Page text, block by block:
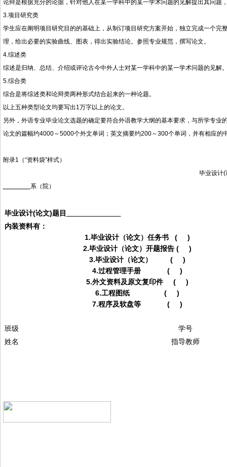
论辩是根据充分的论据，针对他人在某一学科中的某一学术问题的见解提出其问题
3.项目研究类
学生应在阐明项目研究目的的基础上，从制订项目研究方案开始，独立完成一个
理，给出必要的实验曲线、图表，得出实验结论。参照专业规范，撰写论文。
4.综述类
综述是归纳、总结、介绍或评论古今中外人士对某一学科中的某一学术问题的见解
5.综合类
综合是将综述类和论辩类两种形式结合起来的一种论题。
以上五种类型论文均要写出1万字以上的论文。
另外，外语专业毕业论文选题的确定要符合外语教学大纲的基本要求，与所学专
论文的篇幅约4000～5000个外文单词；英文摘要约200～300个单词，并有相应的
附录1（“资料袋”样式）
毕业设计
系（院）
毕业设计(论文)题目
内装资料有：
1.毕业设计（论文）任务书 ( )
2.毕业设计（论文）开题报告 ( )
3.毕业设计（论文） ( )
4.过程管理手册 ( )
5.外文资料及原文复印件 ( )
6.工程图纸 ( )
7.程序及软盘等 ( )
班级
学号
姓名
指导教师